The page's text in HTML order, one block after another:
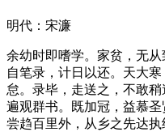
明代：宋濂
余幼时即嗜学。家贫，无
自笔录，计日以还。天大
怠。录毕，走送之，不敢
遍观群书。既加冠，益慕圣
尝趋百里外，从乡之先达